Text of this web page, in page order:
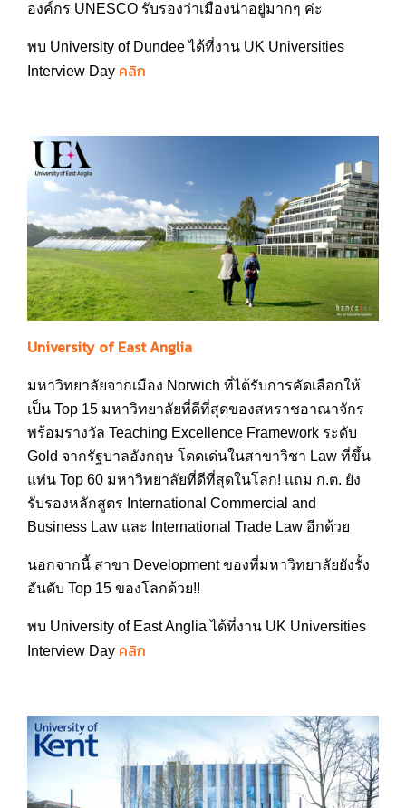
องค์กร UNESCO รับรองว่าเมืองน่าอยู่มากๆ ค่ะ
พบ University of Dundee ได้ที่งาน UK Universities
Interview Day คลิก
University of East Anglia
มหาวิทยาลัยจากเมือง Norwich ที่ได้รับการคัดเลือกให้
เป็น Top 15 มหาวิทยาลัยที่ดีที่สุดของสหราชอาณาจักร
พร้อมรางวัล Teaching Excellence Framework ระดับ
Gold จากรัฐบาลอังกฤษ โดดเด่นในสาขาวิชา Law ที่ขึ้น
แท่น Top 60 มหาวิทยาลัยที่ดีที่สุดในโลก! แถม ก.ต. ยัง
รับรองหลักสูตร International Commercial and
Business Law และ International Trade Law อีกด้วย
นอกจากนี้ สาขา Development ของที่มหาวิทยาลัยยังรั้ง
อันดับ Top 15 ของโลกด้วย!!
พบ University of East Anglia ได้ที่งาน UK Universities
Interview Day คลิก